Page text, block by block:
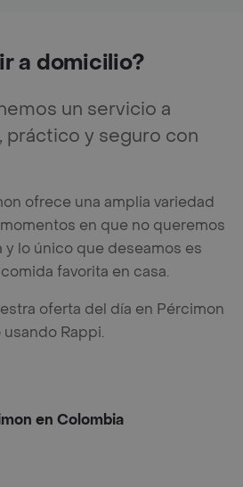
a domicilio?
un servicio a
práctico y seguro con
ofrece una amplia variedad
en que no queremos
y lo único que deseamos es
favorita en casa.
oferta del día en Pércimon
Rappi.
en Colombia